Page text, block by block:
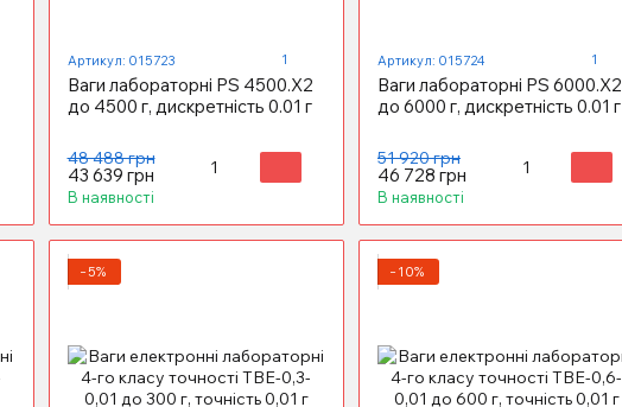
Артикул: 015723 1
Ваги лабораторні PS 4500.X2
до 4500 г, дискретність 0.01 г
48 488 грн
43 639 грн
В наявності
Артикул: 015724 1
Ваги лабораторні PS 6000.X2
до 6000 г, дискретність 0.01 г
51 920 грн
46 728 грн
В наявності
−5% −10%